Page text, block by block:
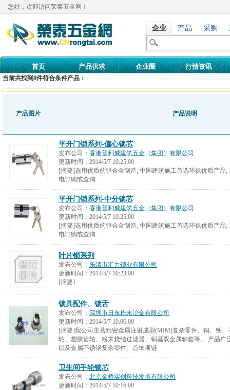
您好，欢迎访问荣泰五金网！
企业 产品 采购
首页 产品供求 企业圈 行情资讯
当前共找到8件符合条件产品：
产品图片 产品说明
平开门锁系列-偏心锁芯
发布公司： 香港普利威建筑五金（集团）有限公司
更新时间： 2014/5/7 10:25:00
[摘要]选用优质的锌合金制造; 中国建筑施工首选环保优质产品
电订购或查询.
平开门锁系列-中分锁芯
发布公司： 香港普利威建筑五金（集团）有限公司
更新时间： 2014/5/7 10:25:00
[摘要]选用优质的锌合金制造; 中国建筑施工首选环保优质产品
电订购或查询.
叶片锁系列
发布公司： 乐清市汇力锁业有限公司
更新时间： 2014/5/7 10:23:00
[摘要]
锁具配件、锁舌
发布公司： 深圳市日东粉末冶金有限公司
更新时间： 2014/5/7 10:06:00
[摘要]我公司主营精密金属注射成型(MIM)复杂零件、铜、铁
轮、塑胶齿轮、粉末烧结过滤器、铜基双金属轴套等。 产品
以及金属不锈钢复杂零件、首饰项链
卫生间手轮锁芯
发布公司： 北京金桥实创科技发展有限公司
更新时间： 2014/5/7 10:16:00